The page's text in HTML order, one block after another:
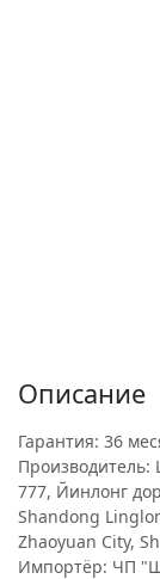
Описание
Гарантия: 36
777, Йинлонг
Shandong
Zhaoyuan City,
Импортёр: ЧП